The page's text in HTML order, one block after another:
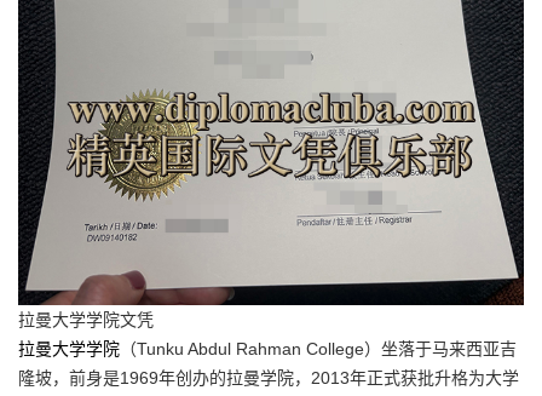
拉曼大学学院文凭
拉曼大学学院 （Tunku Abdul Rahman College）坐落于马来西亚吉
隆坡，前身是1969年创办的拉曼学院，2013年正式获批升格为大学